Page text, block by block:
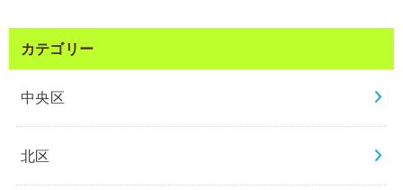
カテゴリー
中央区
北区